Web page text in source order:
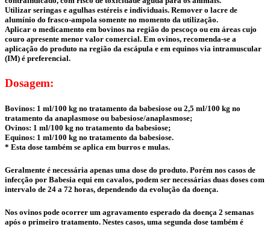
Utilizar seringas e agulhas estéreis e individuais. Remover o lacre de
alumínio do frasco-ampola somente no momento da utilização.
Aplicar o medicamento em bovinos na região do pescoço ou em áreas cujo
couro apresente menor valor comercial. Em ovinos, recomenda-se a
aplicação do produto na região da escápula e em equinos via intramuscular
(IM) é preferencial.
Dosagem:
Bovinos: 1 ml/100 kg no tratamento da babesiose ou 2,5 ml/100 kg no
tratamento da anaplasmose ou babesiose/anaplasmose;
Ovinos: 1 ml/100 kg no tratamento da babesiose;
Equinos: 1 ml/100 kg no tratamento da babesiose.
* Esta dose também se aplica em burros e mulas.
Geralmente é necessária apenas uma dose do produto. Porém nos casos de
infecção por Babesia equi em cavalos, podem ser necessárias duas doses com
intervalo de 24 a 72 horas, dependendo da evolução da doença.
Nos ovinos pode ocorrer um agravamento esperado da doença 2 semanas
após o primeiro tratamento. Nestes casos, uma segunda dose também é